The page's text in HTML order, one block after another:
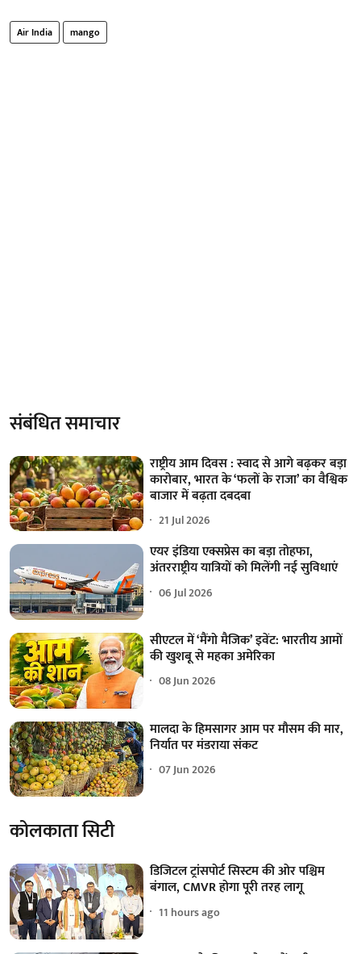
Air India mango
संबंधित समाचार
राष्ट्रीय आम दिवस : स्वाद से आगे बढ़कर बड़ा
कारोबार, भारत के ‘फलों के राजा’ का वैश्विक
बाजार में बढ़ता दबदबा
21 Jul 2026
एयर इंडिया एक्सप्रेस का बड़ा तोहफा,
अंतरराष्ट्रीय यात्रियों को मिलेंगी नई सुविधाएं
06 Jul 2026
सीएटल में ‘मैंगो मैजिक’ इवेंट: भारतीय आमों
की खुशबू से महका अमेरिका
08 Jun 2026
मालदा के हिमसागर आम पर मौसम की मार,
निर्यात पर मंडराया संकट
07 Jun 2026
कोलकाता सिटी
डिजिटल ट्रांसपोर्ट सिस्टम की ओर पश्चिम
बंगाल, CMVR होगा पूरी तरह लागू
11 hours ago